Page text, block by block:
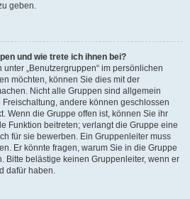
geben.
und wie trete ich ihnen bei?
„Benutzergruppen“ im persönlichen
möchten, können Sie dies mit der
Nicht alle Gruppen sind allgemein
andere können geschlossen
Wenn die Gruppe offen ist, können Sie ihr
Funktion beitreten; verlangt die Gruppe eine
für sie bewerben. Ein Gruppenleiter muss
Er könnte fragen, warum Sie in die Gruppe
Bitte belästige keinen Gruppenleiter, wenn er
dafür haben.